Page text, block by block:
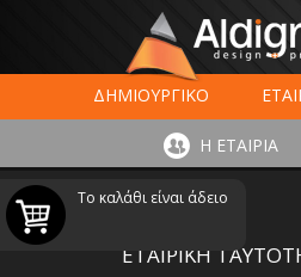
ΔΗΜΙΟΥΡΓΙΚΟ
ΕΚΤΥΠΩΣΗ ΣΥΣΚΕΥΑΣΙΑΣ
Η ΕΤΑΙΡΙΑ
Το καλάθι είναι άδειο
ΕΤΑΙΡΙΚΗ